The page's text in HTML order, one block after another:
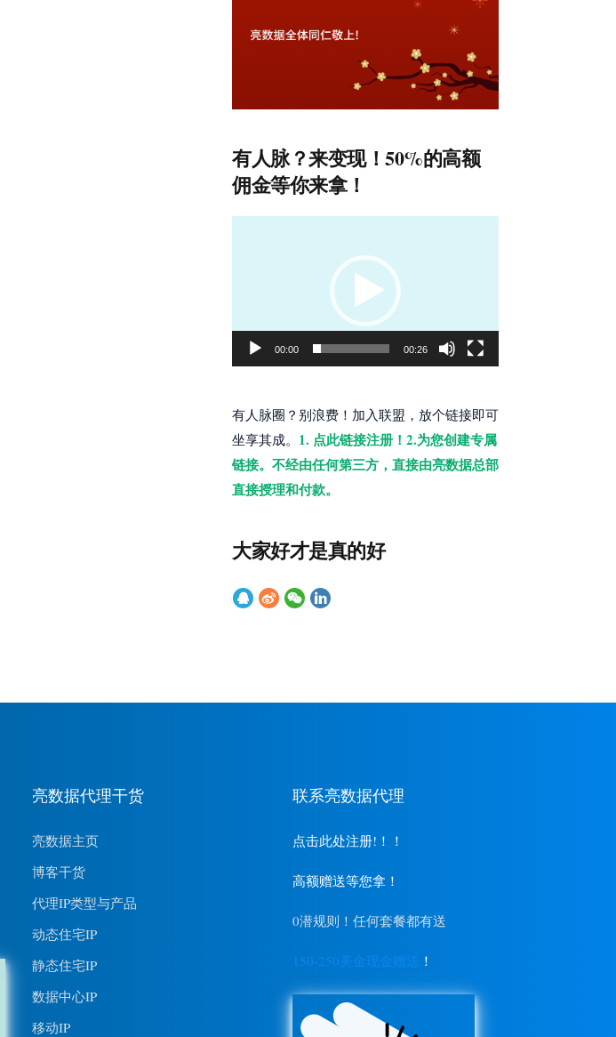
有人脉？来变现！50%的高额
佣金等你来拿！
器
00:00 00:26
有人脉圈？别浪费！加入联盟，放个链接即可
坐享其成。 1. 点此链接注册！2.为您创建专属
链接。不经由任何第三方，直接由亮数据总部
直接授理和付款。
大家好才是真的好
亮数据代理干货
亮数据主页
博客干货
代理IP类型与产品
动态住宅IP
静态住宅IP
数据中心IP
移动IP
联系亮数据代理
点击此处注册!！！
高额赠送等您拿！
0潜规则！任何套餐都有送
150-250美金现金赠送 ！